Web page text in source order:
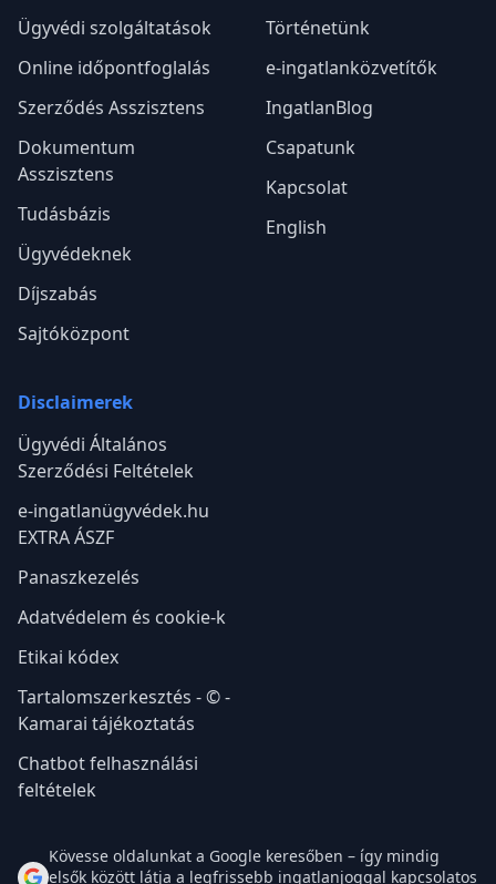
Ügyvédi szolgáltatások
Online időpontfoglalás
Szerződés Asszisztens
Dokumentum
Asszisztens
Tudásbázis
Ügyvédeknek
Díjszabás
Sajtóközpont
Történetünk
e-ingatlanközvetítők
IngatlanBlog
Csapatunk
Kapcsolat
English
Disclaimerek
Ügyvédi Általános
Szerződési Feltételek
e-ingatlanügyvédek.hu
EXTRA ÁSZF
Panaszkezelés
Adatvédelem és cookie-k
Etikai kódex
Tartalomszerkesztés - © -
Kamarai tájékoztatás
Chatbot felhasználási
feltételek
Kövesse oldalunkat a Google keresőben – így mindig
elsők között látja a legfrissebb ingatlanjoggal kapcsolatos